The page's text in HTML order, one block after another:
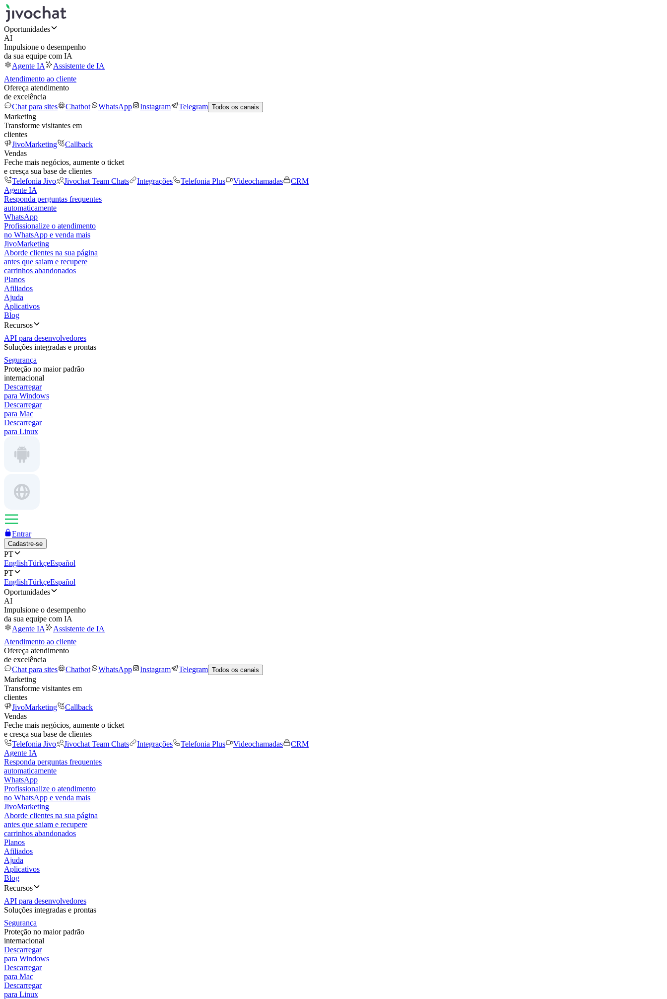
Oportunidades
AI
Impulsione o desempenho
da sua equipe com IA
Agente IA
Assistente de IA
Atendimento ao cliente
Ofereça atendimento
de excelência
Chat para sites
Chatbot WhatsApp Instagram Telegram Todos os canais
Marketing
Transforme visitantes em
clientes
JivoMarketing
Callback
Vendas
Feche mais negócios, aumente o ticket
e cresça sua base de clientes
Telefonia Jivo
Jivochat Team Chats Integrações Telefonia Plus Videochamadas
CRM
Agente IA
Responda perguntas frequentes
automaticamente
WhatsApp
Profissionalize o atendimento
no WhatsApp e venda mais
JivoMarketing
Aborde clientes na sua página
antes que saiam e recupere
carrinhos abandonados
Planos
Afiliados
Ajuda
Aplicativos
Blog
Recursos
API para desenvolvedores
Soluções integradas e prontas
Segurança
Proteção no maior padrão
internacional
Descarregar
para Windows
Descarregar
para Mac
Descarregar
para Linux
Entrar
Cadastre-se
PT
EnglishTürkçeEspañol
PT
EnglishTürkçeEspañol
Oportunidades
AI
Impulsione o desempenho
da sua equipe com IA
Agente IA
Assistente de IA
Atendimento ao cliente
Ofereça atendimento
de excelência
Chat para sites
Chatbot WhatsApp Instagram Telegram Todos os canais
Marketing
Transforme visitantes em
clientes
JivoMarketing
Callback
Vendas
Feche mais negócios, aumente o ticket
e cresça sua base de clientes
Telefonia Jivo
Jivochat Team Chats Integrações Telefonia Plus Videochamadas
CRM
Agente IA
Responda perguntas frequentes
automaticamente
WhatsApp
Profissionalize o atendimento
no WhatsApp e venda mais
JivoMarketing
Aborde clientes na sua página
antes que saiam e recupere
carrinhos abandonados
Planos
Afiliados
Ajuda
Aplicativos
Blog
Recursos
API para desenvolvedores
Soluções integradas e prontas
Segurança
Proteção no maior padrão
internacional
Descarregar
para Windows
Descarregar
para Mac
Descarregar
para Linux